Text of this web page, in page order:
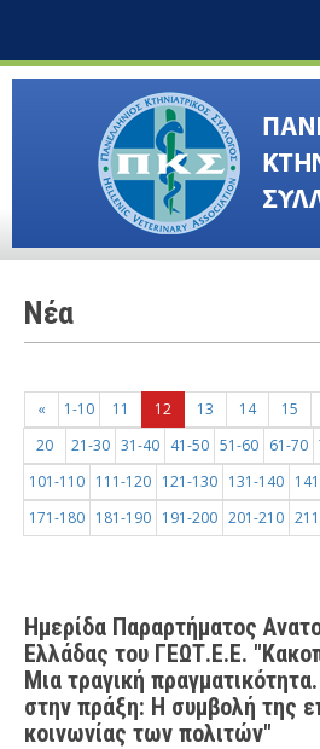
Nέα
« 1-10 11 12 13 14 15
20
21-30 31-40 41-50 51-60 61-70
101-110 111-120 121-130 131-140
171-180 181-190 191-200 201-210
Ημερίδα Παραρτήματος
Ελλάδας του ΓΕΩΤ.Ε.Ε.
Μια τραγική
στην πράξη: Η συμβολή της
κοινωνίας των πολιτών"